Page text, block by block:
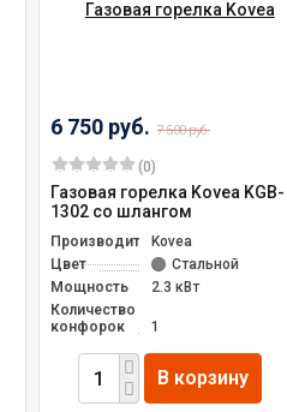
6 750 руб. 7 500 руб.
(0)
Газовая горелка Kovea KGB-
1302 со шлангом
ПроизводительKovea
Цвет
Стальной
Мощность
2.3 кВт
Количество
конфорок
1
В корзину